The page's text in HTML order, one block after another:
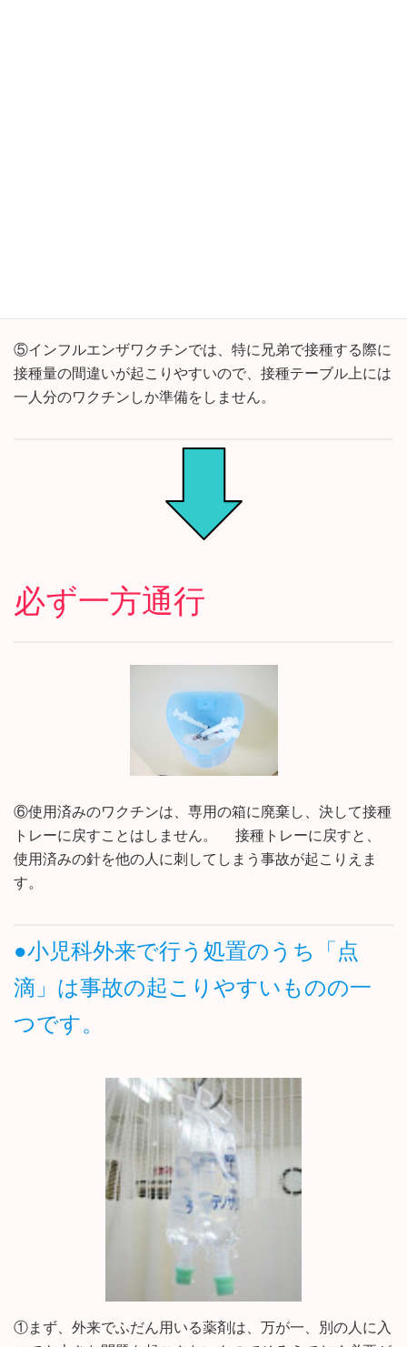
⑤インフルエンザワクチンでは、特に兄弟で接種する際に
接種量の間違いが起こりやすいので、接種テーブル上には
一人分のワクチンしか準備をしません。
必ず一方通行
⑥使用済みのワクチンは、専用の箱に廃棄し、決して接種
トレーに戻すことはしません。 接種トレーに戻すと、
使用済みの針を他の人に刺してしまう事故が起こりえま
す。
●小児科外来で行う処置のうち「点
滴」は事故の起こりやすいものの一
つです。
①まず、外来でふだん用いる薬剤は、万が一、別の人に入